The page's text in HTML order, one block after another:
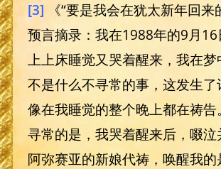
[3] 《“要是我会在犹太新年回来
预言摘录：我在1988年的9月
上上床睡觉又哭着醒来，我在
不是什么不寻常的事，这发生
像在我睡觉的整个晚上都在祷告
寻常的是，我哭着醒来后，啜
阿弥赛亚的新娘代祷，唤醒我的